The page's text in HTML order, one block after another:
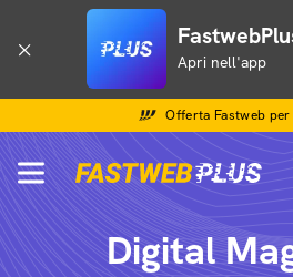
Apri nell'app
Offerta Fastweb per
Digital